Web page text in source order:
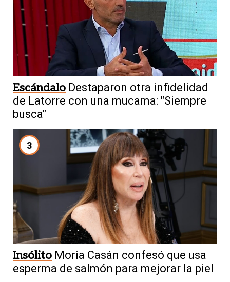
Escándalo Destaparon otra infidelidad
de Latorre con una mucama: "Siempre
busca"
3
Insólito Moria Casán confesó que usa
esperma de salmón para mejorar la piel